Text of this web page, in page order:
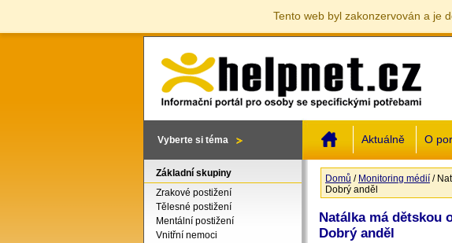
Tento web byl zakonzervován a je
Vyberte si téma Aktuálně O
Jste zde
Domů / Monitoring médií /
Dobrý anděl
Natálka má dětskou
Dobrý anděl
Základní skupiny
Zrakové postižení
Tělesné postižení
Mentální postižení
Vnitřní nemoci